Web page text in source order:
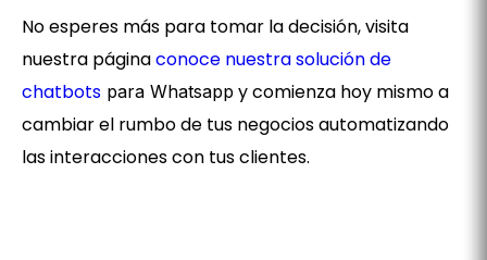
No esperes más para tomar la decisión, visita
nuestra páginaconoce nuestra solución de
chatbots para Whatsapp y comienza hoy mismo a
cambiar el rumbo de tus negocios automatizando
las interacciones con tus clientes.